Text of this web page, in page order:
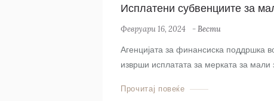
Исплатени субвенциите за
Февруари 16, 2024 -Вести
Агенцијата за финансиска поддршка
изврши исплатата за мерката за мали
Прочитај повеќе